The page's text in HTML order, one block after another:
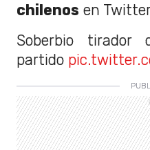
chilenos en
Soberbio tirador
partido